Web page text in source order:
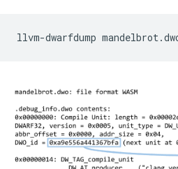
llvm-dwarfdump